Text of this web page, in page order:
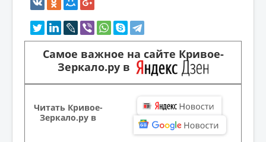
Самое важное на сайте Кривое-
Зеркало.ру в
Читать Кривое-
Зеркало.ру в